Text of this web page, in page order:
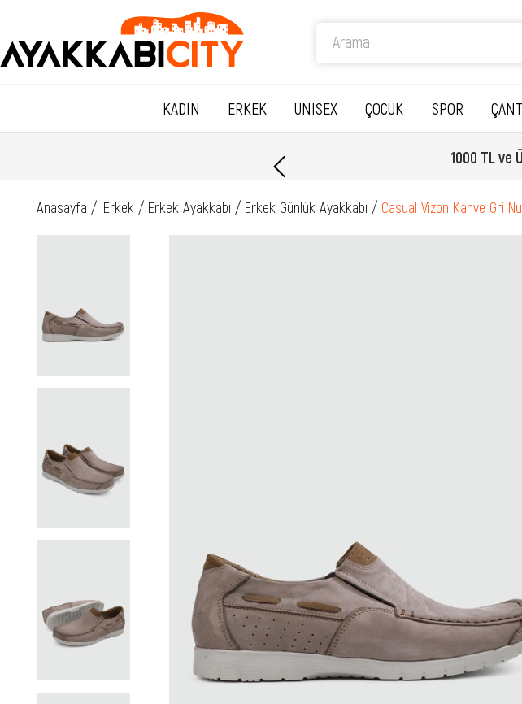
KADIN ERKEK UNISEX ÇOCUK SPOR
1000 TL ve
Anasayfa Erkek Erkek Ayakkabı Erkek Günlük Ayakkabı Casual Vizon Kahve Gri